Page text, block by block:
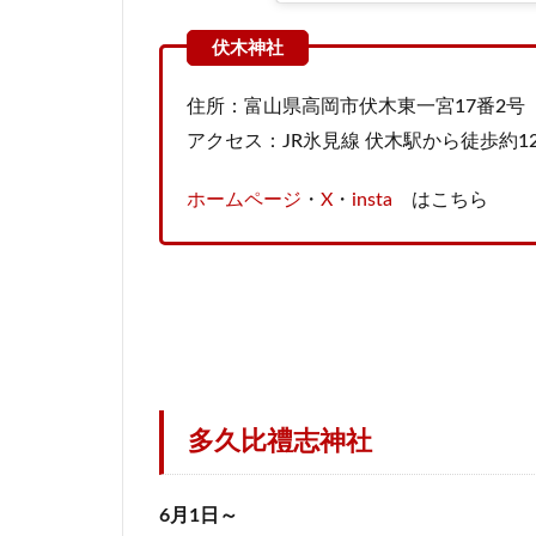
住所：富山県高岡市伏木東一宮17番2号
アクセス：JR氷見線 伏木駅から徒歩約
ホームページ ・ X ・ insta はこちら
多久比禮志神社
6月1日～